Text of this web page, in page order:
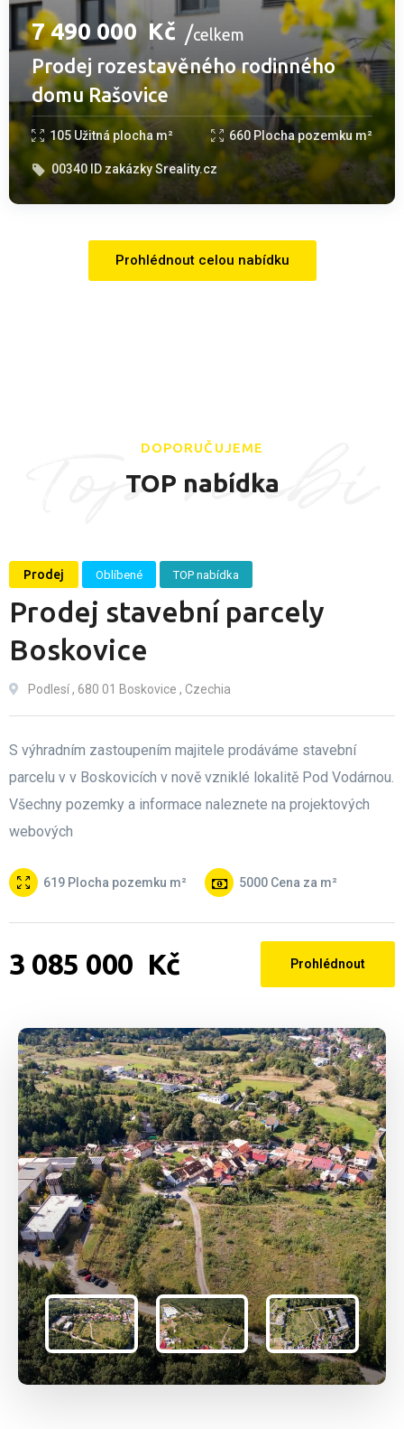
7­ ­­490­ ­­000­ ­­ Kč celkem
Prodej rozestavěného rodinného
domu Rašovice
105 Užitná plocha m² 660 Plocha pozemku m²
00340 ID zakázky Sreality.cz
Prohlédnout celou nabídku
Top nabí
dka
DOPORUČUJEME
TOP nabídka
Prodej Oblíbené TOP nabídka
Prodej stavební parcely
Boskovice
Podlesí , 680 01 Boskovice , Czechia
S výhradním zastoupením majitele prodáváme stavební
parcelu v v Boskovicích v nově vzniklé lokalitě Pod Vodárnou.
Všechny pozemky a informace naleznete na projektových
webových
619 Plocha pozemku m² 5000 Cena za m²
3­ ­­085­ ­­000­ ­­ Kč Prohlédnout